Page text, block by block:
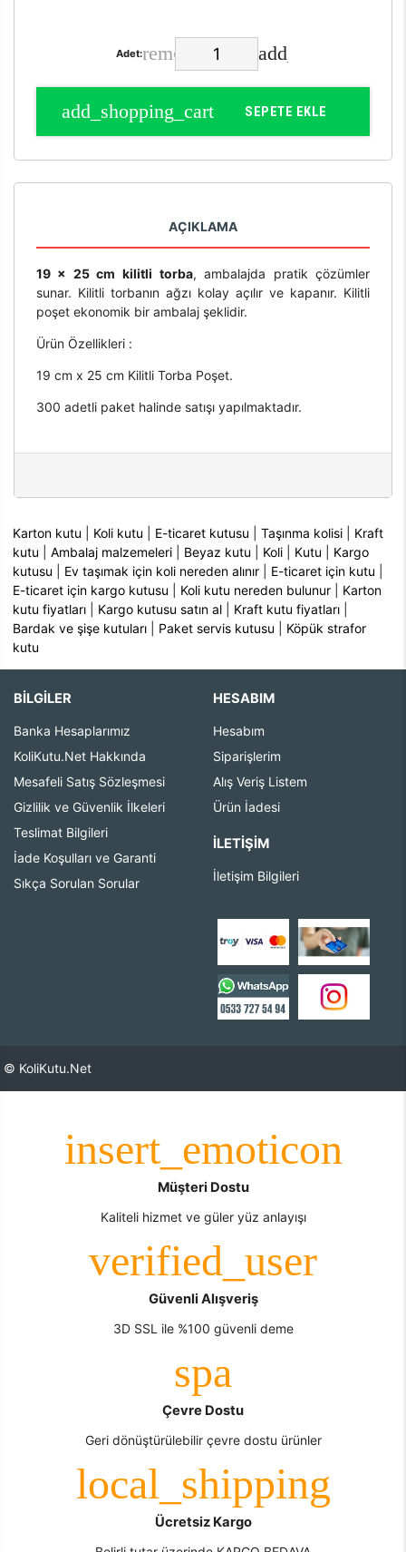
Adet:
SEPETE EKLE
AÇIKLAMA
19 x 25 cm kilitli torba, ambalajda pratik çözümler
sunar. Kilitli torbanın ağzı kolay açılır ve kapanır. Kilitli
poşet ekonomik bir ambalaj şeklidir.
Ürün Özellikleri :
19 cm x 25 cm Kilitli Torba Poşet.
300 adetli paket halinde satışı yapılmaktadır.
Karton kutu Koli kutu E-ticaret kutusu |Taşınma kolisi
Kraft
kutu |Ambalaj malzemeleri Beyaz kutu Koli Kutu
Kargo
kutusu
Ev taşımak için koli nereden alınır E-ticaret için kutu
E-ticaret için kargo kutusu
Koli kutu nereden bulunur
Karton
kutu fiyatları
Kargo kutusu satın al Kraft kutu fiyatları
Bardak ve şişe kutuları
Paket servis kutusu
Köpük strafor
kutu
BİLGİLER
Banka Hesaplarımız
KoliKutu.Net Hakkında
Mesafeli Satış Sözleşmesi
Gizlilik ve Güvenlik İlkeleri
Teslimat Bilgileri
İade Koşulları ve Garanti
Sıkça Sorulan Sorular
HESABIM
Hesabım
Siparişlerim
Alış Veriş Listem
Ürün İadesi
İLETIŞIM
İletişim Bilgileri
© KoliKutu.Net
Müşteri Dostu
Kaliteli hizmet ve güler yüz anlayışı
Güvenli Alışveriş
3D SSL ile %100 güvenli deme
Çevre Dostu
Geri dönüştürülebilir çevre dostu ürünler
Ücretsiz Kargo